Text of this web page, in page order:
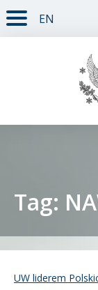
TREŚĆ STRONY
MENU GŁÓWNE
WYSZUKIWARKA
SOCIAL MEDIA
STOPKA STRONY
EN
Student
Tag:
UW liderem